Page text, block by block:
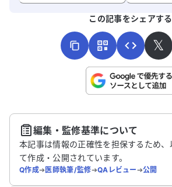
こちらは送信専用のフォームです。氏名
送信する
この記事をシェアする
𝕏
編集・監修基準について
本記事は情報の正確性を担保するため
て作成・公開されています。
Q作成➔医師執筆/監修➔QAレビュー➔公開